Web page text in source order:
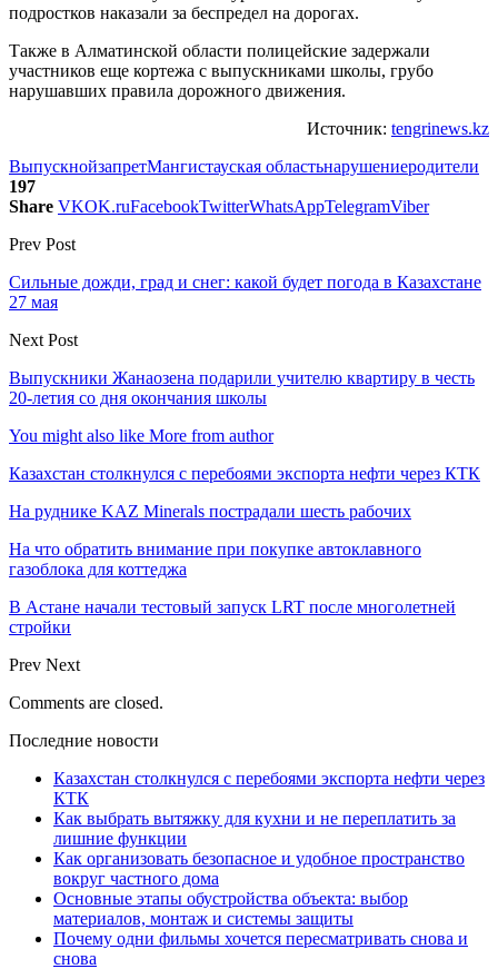
подростков наказали за беспредел на дорогах.
Также в Алматинской области полицейские задержали
участников еще кортежа с выпускниками школы, грубо
нарушавших правила дорожного движения.
Источник: tengrinews.kz
ВыпускнойзапретМангистауская областьнарушениеродители
197
Share VKOK.ruFacebookTwitterWhatsAppTelegramViber
Prev Post
Сильные дожди, град и снег: какой будет погода в Казахстане
27 мая
Next Post
Выпускники Жанаозена подарили учителю квартиру в честь
20-летия со дня окончания школы
You might also like More from author
Казахстан столкнулся с перебоями экспорта нефти через КТК
На руднике KAZ Minerals пострадали шесть рабочих
На что обратить внимание при покупке автоклавного
газоблока для коттеджа
В Астане начали тестовый запуск LRT после многолетней
стройки
Prev Next
Comments are closed.
Последние новости
Казахстан столкнулся с перебоями экспорта нефти через
КТК
Как выбрать вытяжку для кухни и не переплатить за
лишние функции
Как организовать безопасное и удобное пространство
вокруг частного дома
Основные этапы обустройства объекта: выбор
материалов, монтаж и системы защиты
Почему одни фильмы хочется пересматривать снова и
снова